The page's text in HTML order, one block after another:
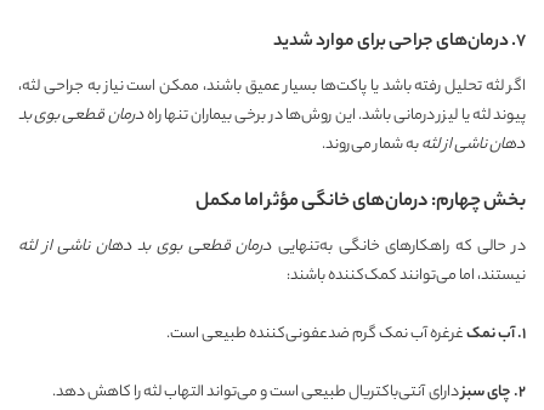
۷. درمان‌های جراحی برای موارد شدید
اگر لثه تحلیل رفته باشد یا پاکت‌ها بسیار عمیق باشند، ممکن است نیاز به جراحی لثه،
پیوند لثه یا لیزر درمانی باشد. این روش‌ها در برخی بیماران تنها راهدرمان قطعی بوی بد
دهان ناشی از لثهبه شمار می‌روند.
بخش چهارم: درمان‌های خانگی مؤثر اما مکمل
در حالی که راهکارهای خانگی به‌تنهایی درمان قطعی بوی بد دهان ناشی از لثه
نیستند، اما می‌توانند کمک‌کننده باشند:
۱.آب نمکغرغره آب نمک گرم ضدعفونی‌کننده طبیعی است.
۲.چای سبزدارای آنتی‌باکتریال طبیعی است و می‌تواند التهاب لثه را کاهش دهد.